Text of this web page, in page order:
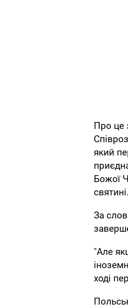
Про це
який
Божої
святині.
За
"Але
ході